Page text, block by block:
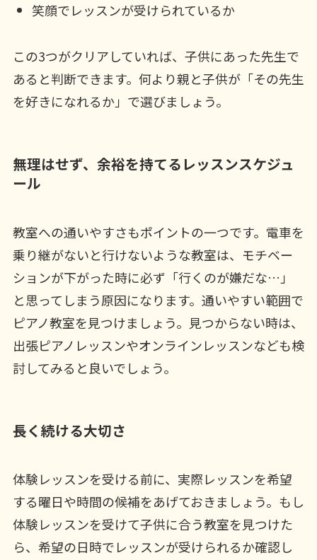
笑顔でレッスンが受けられているか
この3つがクリアしていれば、子供にあった先生で
あると判断できます。何より親と子供が「その先生
を好きになれるか」で選びましょう。
無理はせず、余裕を持てるレッスンスケジュ
ール
教室への通いやすさもポイントの一つです。電車を
乗り継がないと行けないような教室は、モチベー
ションが下がった時に必ず「行くのが嫌だな…」
と思ってしまう原因になります。通いやすい範囲で
ピアノ教室を見つけましょう。見つからない時は、
出張ピアノレッスンやオンラインレッスンなども検
討してみると良いでしょう。
長く続ける大切さ
体験レッスンを受ける前に、実際レッスンを希望
する曜日や時間の候補をあげておきましょう。もし
体験レッスンを受けて子供に合う教室を見つけた
ら、希望の日時でレッスンが受けられるか確認し